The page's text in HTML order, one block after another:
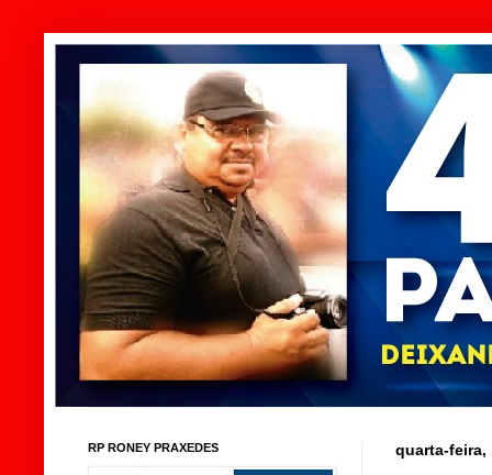
quarta-feira,
RP RONEY PRAXEDES